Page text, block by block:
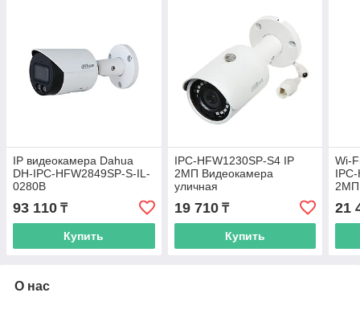
IP видеокамера Dahua
DH-IPC-HFW2849SP-S-IL-
0280B
93 110 ₸
Купить
IPC-HFW1230SP-S4 IP
2МП Видеокамера
уличная
19 710₸
Купить
Wi-
2МП
21
О нас